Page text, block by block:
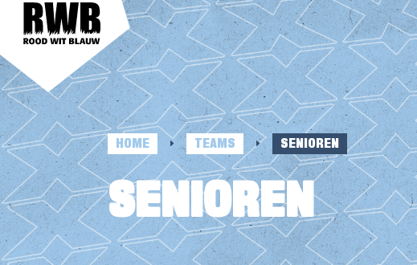
HOME E TEAMS E SENIOREN
SENIOREN